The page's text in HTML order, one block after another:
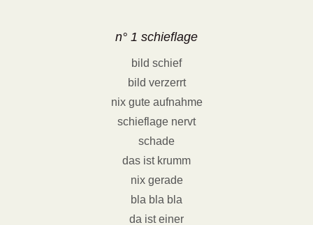
n° 1 schieflage
bild schief
bild verzerrt
nix gute aufnahme
schieflage nervt
schade
das ist krumm
nix gerade
bla bla bla
da ist einer